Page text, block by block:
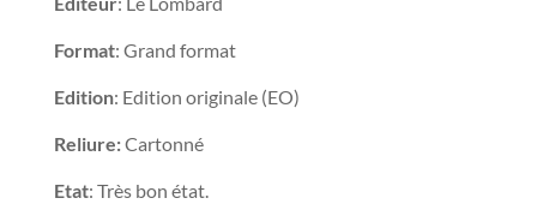
Format: Grand format
Edition: Edition originale (EO)
Reliure:Cartonné
Etat: Très bon état.